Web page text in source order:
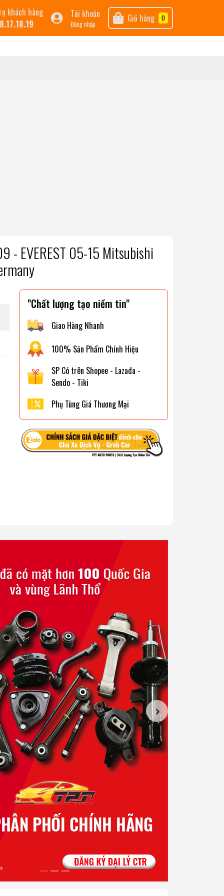
khách hàng
Tài khoản
Đăng nhập Giỏ hàng 0
- EVEREST 05-15 Mitsubishi
"Chất lượng tạo niềm tin"
Giao Hàng Nhanh
100% Sản Phẩm Chính Hiệu
SP Có trên Shopee - Lazada -
Sendo - Tiki
Phụ Tùng Giá Thương Mại